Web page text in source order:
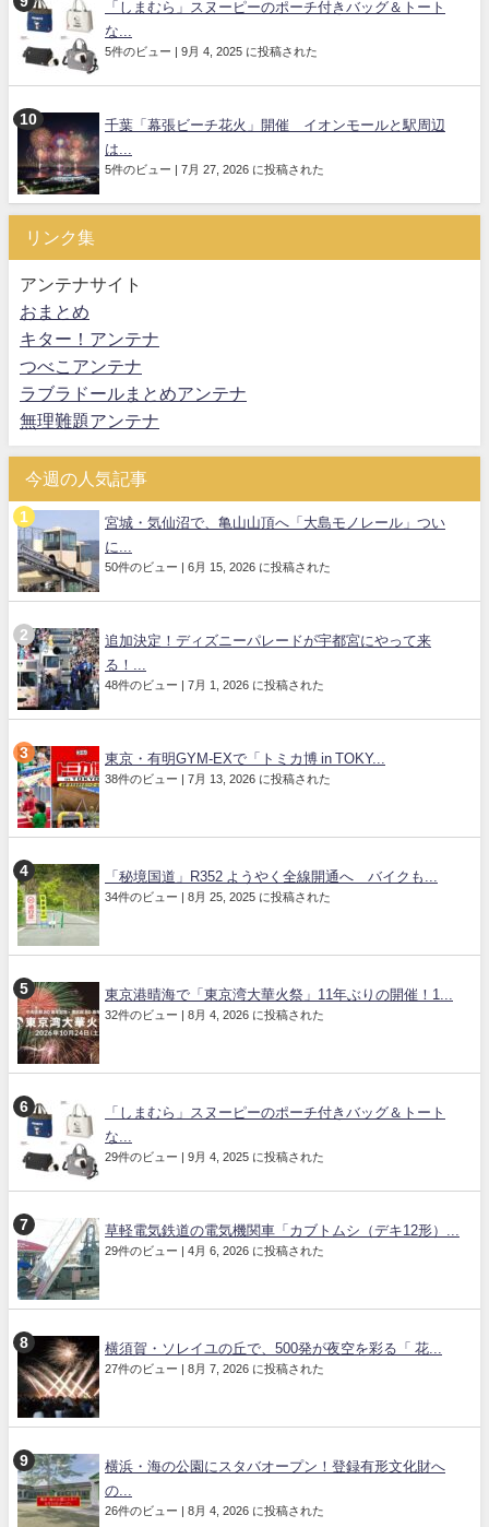
「しまむら」スヌーピーのポーチ付きバッグ＆トート
な...
5件のビュー | 9月 4, 2025 に投稿された
千葉「幕張ビーチ花火」開催 イオンモールと駅周辺
は...
5件のビュー | 7月 27, 2026 に投稿された
リンク集
アンテナサイト
おまとめ
キター！アンテナ
つべこアンテナ
ラブラドールまとめアンテナ
無理難題アンテナ
今週の人気記事
宮城・気仙沼で、亀山山頂へ「大島モノレール」つい
に...
50件のビュー | 6月 15, 2026 に投稿された
追加決定！ディズニーパレードが宇都宮にやって来
る！...
48件のビュー | 7月 1, 2026 に投稿された
東京・有明GYM-EXで「トミカ博 in TOKY...
38件のビュー | 7月 13, 2026 に投稿された
「秘境国道」R352 ようやく全線開通へ バイクも...
34件のビュー | 8月 25, 2025 に投稿された
東京港晴海で「東京湾大華火祭」11年ぶりの開催！1...
32件のビュー | 8月 4, 2026 に投稿された
「しまむら」スヌーピーのポーチ付きバッグ＆トート
な...
29件のビュー | 9月 4, 2025 に投稿された
草軽電気鉄道の電気機関車「カブトムシ（デキ12形）...
29件のビュー | 4月 6, 2026 に投稿された
横須賀・ソレイユの丘で、500発が夜空を彩る「 花...
27件のビュー | 8月 7, 2026 に投稿された
横浜・海の公園にスタバオープン！登録有形文化財へ
の...
26件のビュー | 8月 4, 2026 に投稿された